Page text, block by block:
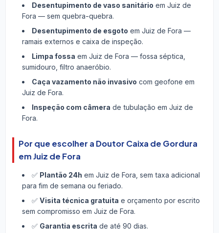
Desentupimento de vaso sanitário em Juiz de
Fora — sem quebra-quebra.
Desentupimento de esgoto em Juiz de Fora —
ramais externos e caixa de inspeção.
Limpa fossa em Juiz de Fora — fossa séptica,
sumidouro, filtro anaeróbio.
Caça vazamento não invasivo com geofone em
Juiz de Fora.
Inspeção com câmera de tubulação em Juiz de
Fora.
Por que escolher a Doutor Caixa de Gordura
em Juiz de Fora
✅ Plantão 24h em Juiz de Fora, sem taxa adicional
para fim de semana ou feriado.
✅ Visita técnica gratuita e orçamento por escrito
sem compromisso em Juiz de Fora.
✅ Garantia escrita de até 90 dias.